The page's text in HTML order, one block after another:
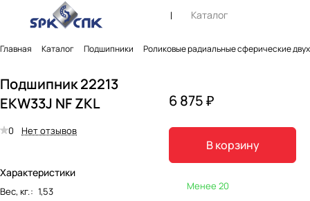
Каталог
Главная Каталог Подшипники Роликовые радиальные сферические
Подшипник 22213
EKW33J NF ZKL
0 Нет отзывов
Характеристики
Вес, кг.: 1,53
6 875 ₽
В корзину
Менее 20